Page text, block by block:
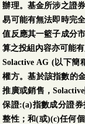
辦理。基金所涉之證
易可能有無法即時完
值反應其一籃子成分
算之投組內容亦可能
Solactive AG (以下簡
權方。基於該指數的
推廣或銷售，
保證:(a)指數成分證
整性；和(或)(c)任何